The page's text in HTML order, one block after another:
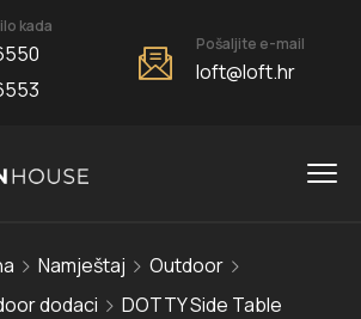
kada
Pošaljite e-mail
loft@loft.hr
Namještaj
Outdoor
dodaci
DOTTY Side Table